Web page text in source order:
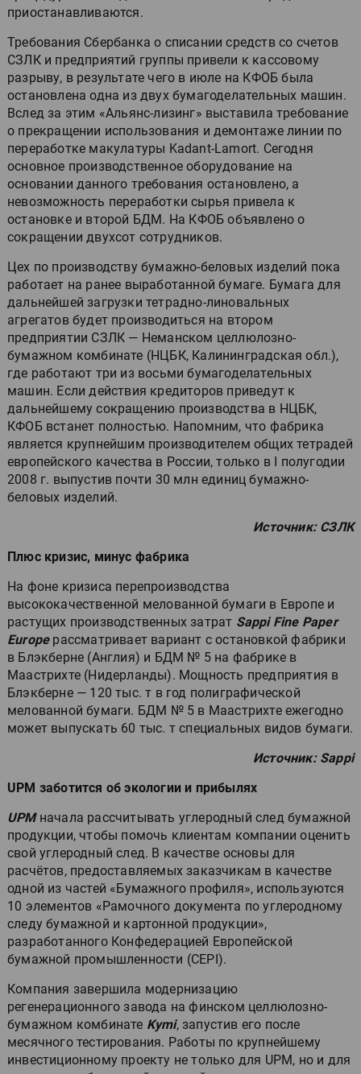
приостанавливаются.
Требования Сбербанка о списании средств со счетов
СЗЛК и предприятий группы привели к кассовому
разрыву, в результате чего в июле на КФОБ была
остановлена одна из двух бумагоделательных машин.
Вслед за этим «Альянс-лизинг» выставила требование
о прекращении использования и демонтаже линии по
переработке макулатуры Kadant-Lamort. Сегодня
основное производственное оборудование на
основании данного требования остановлено, а
невозможность переработки сырья привела к
остановке и второй БДМ. На КФОБ объявлено о
сокращении двухсот сотрудников.
Цех по производству бумажно-беловых изделий пока
работает на ранее выработанной бумаге. Бумага для
дальнейшей загрузки тетрадно-линовальных
агрегатов будет производиться на втором
предприятии СЗЛК — Неманском целлюлозно-
бумажном комбинате (НЦБК, Калининградская обл.),
где работают три из восьми бумагоделательных
машин. Если действия кредиторов приведут к
дальнейшему сокращению производства в НЦБК,
КФОБ встанет полностью. Напомним, что фабрика
является крупнейшим производителем общих тетрадей
европейского качества в России, только в I полугодии
2008 г. выпустив почти 30 млн единиц бумажно-
беловых изделий.
Источник: СЗЛК
Плюс кризис, минус фабрика
На фоне кризиса перепроизводства
высококачественной мелованной бумаги в Европе и
растущих производственных затрат Sappi Fine Paper
Europeрассматривает вариант с остановкой фабрики
в Блэкберне (Англия) и БДМ № 5 на фабрике в
Маастрихте (Нидерланды). Мощность предприятия в
Блэкберне — 120 тыс. т в год полиграфической
мелованной бумаги. БДМ № 5 в Маастрихте ежегодно
может выпускать 60 тыс. т специальных видов бумаги.
Источник: Sappi
UPM заботится об экологии и прибылях
UPMначала рассчитывать углеродный след бумажной
продукции, чтобы помочь клиентам компании оценить
свой углеродный след. В качестве основы для
расчётов, предоставляемых заказчикам в качестве
одной из частей «Бумажного профиля», используются
10 элементов «Рамочного документа по углеродному
следу бумажной и картонной продукции»,
разработанного Конфедерацией Европейской
бумажной промышленности (CEPI).
Компания завершила модернизацию
регенерационного завода на финском целлюлозно-
бумажном комбинате Kymi, запустив его после
месячного тестирования. Работы по крупнейшему
инвестиционному проекту не только для UPM, но и для